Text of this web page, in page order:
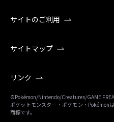
サイトのご利用
サイトマップ
リンク
©Pokémon/Nintendo/Creatures/GAME
ポケットモンスター・ポケモン・Pokémon
商標です。